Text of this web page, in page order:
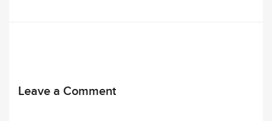
Leave a Comment